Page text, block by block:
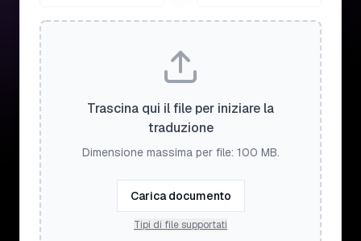
Trascina qui il file per iniziare la
traduzione
Dimensione massima per file: 100 MB.
Carica documento
Tipi di file supportati